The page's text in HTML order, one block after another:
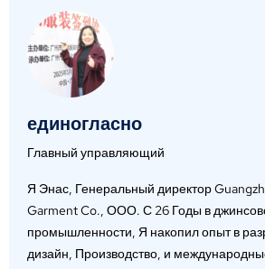
единогласно
Главный управляющий
Я Энас, Генеральный директор
Garment Co., ООО. С 26 Годы в
промышленности, Я накопил опыт в
дизайн, Производство, и